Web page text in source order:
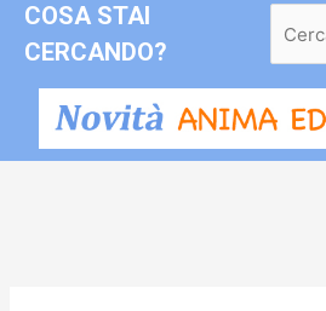
COSA STAI
CERCANDO?
per: